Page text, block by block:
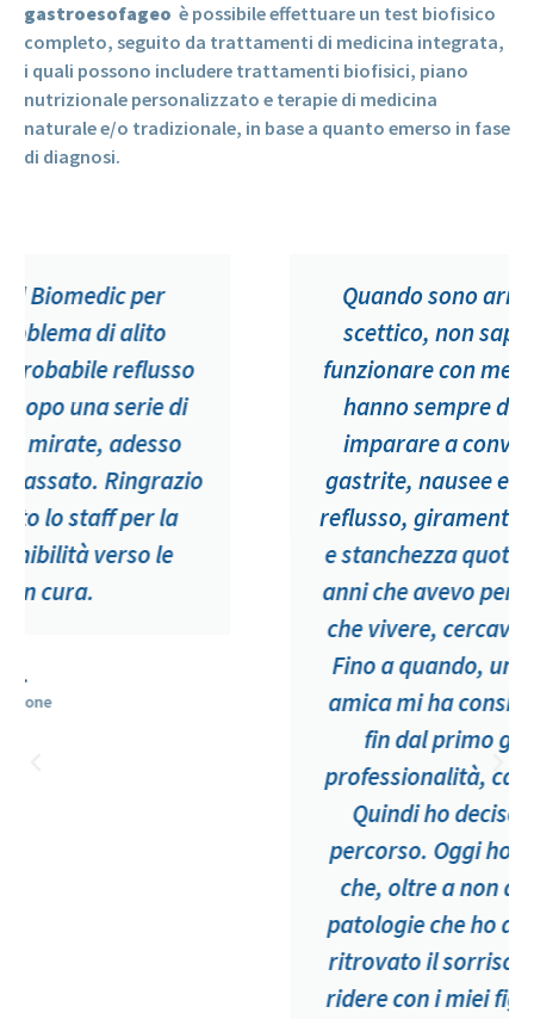
gastroesofageo è possibile effettuare un test biofisico
completo, seguito da trattamenti di medicina integrata,
i quali possono includere trattamenti biofisici, piano
nutrizionale personalizzato e terapie di medicina
naturale e/o tradizionale, in base a quanto emerso in fase
di diagnosi.
Quando sono arrivato ero molto
scettico, non sapendo se poteva
funzionare con me, anche perché mi
hanno sempre detto che dovevo
imparare a convivere con la mia
gastrite, nausee e vomito continuo,
reflusso, giramenti di testa, gonfiore
e stanchezza quotidiana. Erano due
anni che avevo perso il sorriso e, più
che vivere, cercavo di tirare avanti.
Fino a quando, un giorno, una mia
amica mi ha consigliato Biomedic e
fin dal primo giorno ho visto
professionalità, capacità e cortesia.
Quindi ho deciso di fare tutto il
percorso. Oggi ho finito e devo dire
che, oltre a non avere più tutte le
patologie che ho avuto per anni, ho
ritrovato il sorriso. Posso giocare e
ridere con i miei figli come se avessi